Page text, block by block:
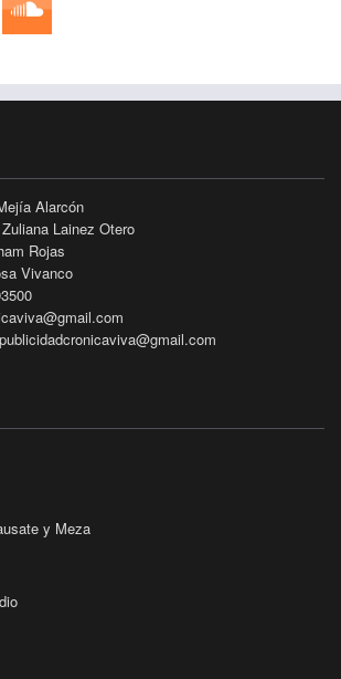
Alarcón
Lainez Otero
Rojas
Vivanco
publicidadcronicaviva@gmail.com
y Meza